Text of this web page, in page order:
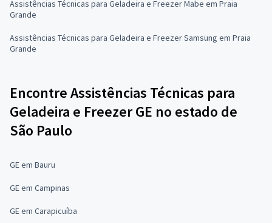
Assistências Técnicas para Geladeira e Freezer Mabe em Praia
Grande
Assistências Técnicas para Geladeira e Freezer Samsung em Praia
Grande
Encontre Assistências Técnicas para
Geladeira e Freezer GE no estado de
São Paulo
GE em Bauru
GE em Campinas
GE em Carapicuíba